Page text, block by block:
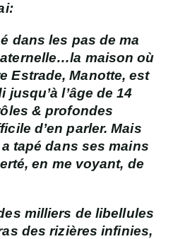
dans les pas de ma
…la maison où
Estrade, Manotte, est
jusqu’à l’âge de 14
& profondes
d’en parler. Mais
tapé dans ses mains
en me voyant, de
milliers de libellules
des rizières infinies,